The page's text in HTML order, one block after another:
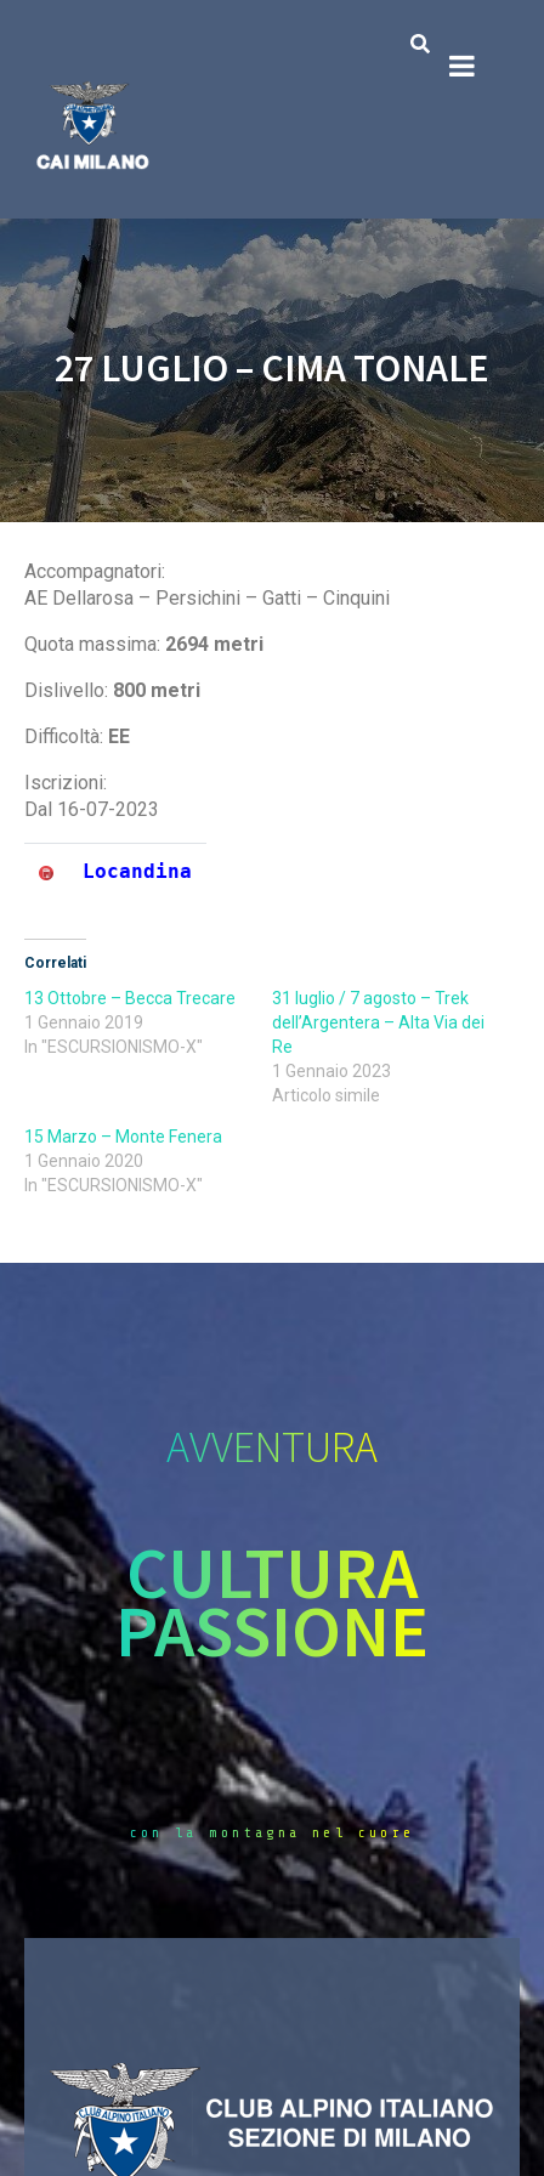
27 LUGLIO – CIMA TONALE
Accompagnatori:
AE Dellarosa – Persichini – Gatti – Cinquini
Quota massima: 2694 metri
Dislivello: 800 metri
Difficoltà: EE
Iscrizioni:
Dal 16-07-2023
Locandina
Correlati
13 Ottobre – Becca Trecare
1 Gennaio 2019
In "ESCURSIONISMO-X"
31 luglio / 7 agosto – Trek
dell’Argentera – Alta Via dei
Re
1 Gennaio 2023
Articolo simile
15 Marzo – Monte Fenera
1 Gennaio 2020
In "ESCURSIONISMO-X"
AVVENTURA
CULTURA
PASSIONE
con la montagna nel cuore